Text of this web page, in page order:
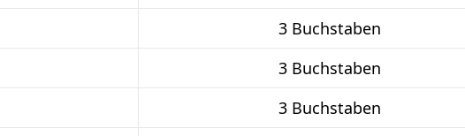
3 Buchstaben
3 Buchstaben
3 Buchstaben